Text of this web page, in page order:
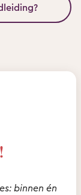
binnen én